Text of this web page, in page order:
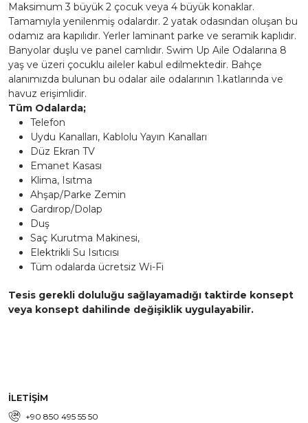
Maksimum 3 büyük 2 çocuk veya 4 büyük konaklar.
Tamamıyla yenilenmiş odalardır. 2 yatak odasından oluşan bu
odamız ara kapılıdır. Yerler laminant parke ve seramik kaplıdır.
Banyolar duşlu ve panel camlıdır. Swim Up Aile Odalarına 8
yaş ve üzeri çocuklu aileler kabul edilmektedir. Bahçe
alanımızda bulunan bu odalar aile odalarının 1.katlarında ve
havuz erişimlidir.
Tüm Odalarda;
Telefon
Uydu Kanalları, Kablolu Yayın Kanalları
Düz Ekran TV
Emanet Kasası
Klima, Isıtma
Ahşap/Parke Zemin
Gardırop/Dolap
Duş
Saç Kurutma Makinesi,
Elektrikli Su Isıtıcısı
Tüm odalarda ücretsiz Wi-Fi
Tesis gerekli doluluğu sağlayamadığı taktirde konsept
veya konsept dahilinde değişiklik uygulayabilir.
İLETİŞİM
+90 850 495 55 50